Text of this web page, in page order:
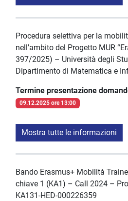
Procedura selettiva per la
nell'ambito del Progetto MUR
397/2025) – Università degli
Dipartimento di Matematica e
Termine presentazione
09.12.2025 ore 13:00
Mostra tutte le informazioni
Bando Erasmus+ Mobilità
chiave 1 (KA1) – Call 2024 –
KA131-HED-000226359